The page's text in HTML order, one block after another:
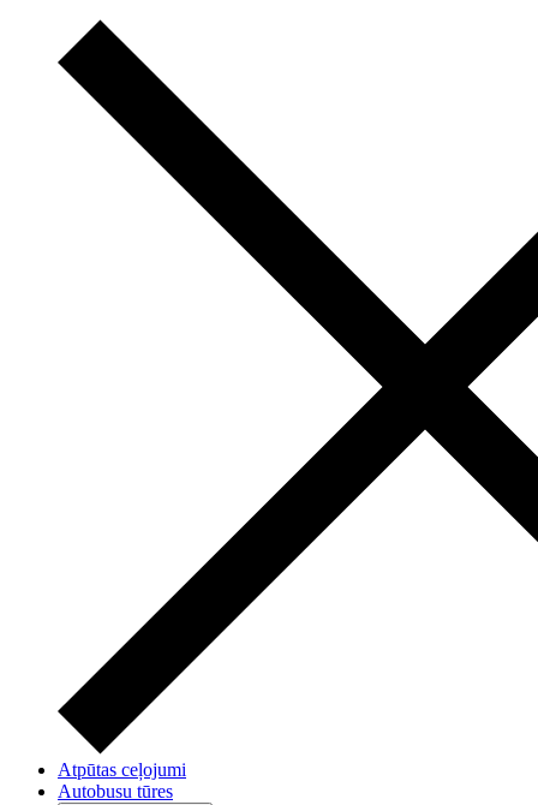
Atpūtas ceļojumi
Autobusu tūres